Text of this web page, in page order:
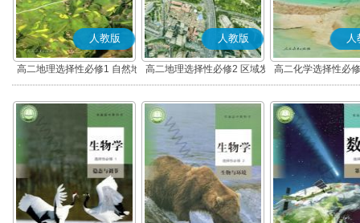
人教版
高二地理选择性必修1 自然地
理基础
人教版
高二地理选择性必修2 区域发
展
人
高二化学选择性必
应原理